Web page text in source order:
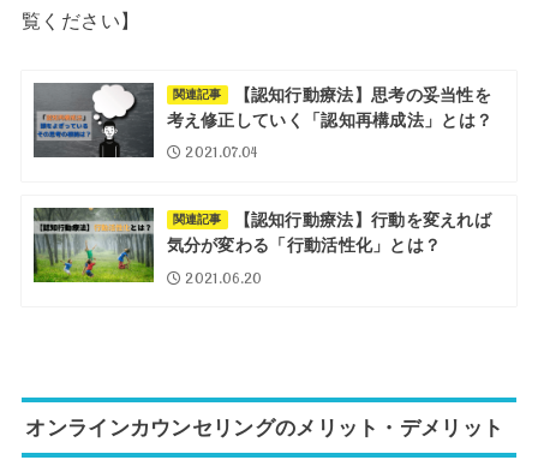
覧ください】
関連記事
【認知行動療法】思考の妥当性を
考え修正していく「認知再構成法」とは？
2021.07.04
関連記事
【認知行動療法】行動を変えれば
気分が変わる「行動活性化」とは？
2021.06.20
オンラインカウンセリングのメリット・デメリット